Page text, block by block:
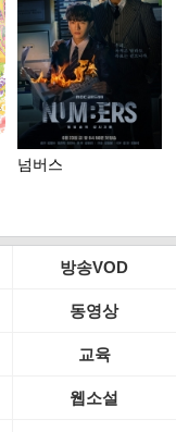
넘버스
방송VOD
동영상
교육
웹소설